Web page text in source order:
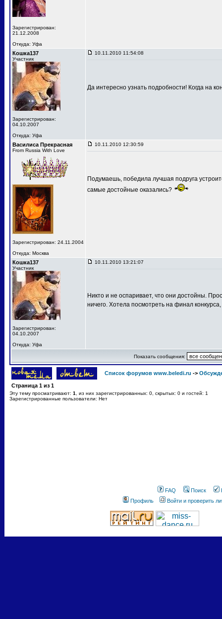
Зарегистрирован:
21.12.2008
Откуда: Уфа
Кошка137
Участник
Зарегистрирован:
04.10.2007
Откуда: Уфа
10.11.2010 11:54:08
Да интересно узнать подробности! Когда на
Василиса Прекрасная
From Russia With Love
Зарегистрирован: 24.11.2004
Откуда: Москва
10.11.2010 12:30:59
Подумаешь, победила лучшая подруга
самые достойные оказались?
Кошка137
Участник
Зарегистрирован:
04.10.2007
Откуда: Уфа
10.11.2010 13:21:07
Никто и не оспаривает, что они достойны.
ничего. Хотела посмотреть на финал
Показать сообщения:
Список форумов www.beledi.ru ->
Страница 1 из 1
Эту тему просматривают: 1
, из них зарегистрированных: 0, скрытых: 0 и гостей: 1
Зарегистрированные пользователи: Нет
FAQ Поиск
Профиль
Войти и проверить